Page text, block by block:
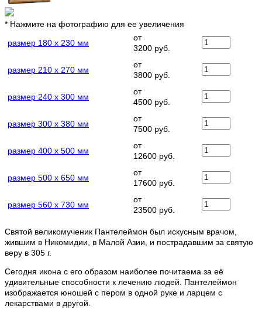
* Нажмите на фотографию для ее увеличения
размер 180 х 230 мм
от
3200 руб.
размер 210 х 270 мм
от
3800 руб.
размер 240 х 300 мм
от
4500 руб.
размер 300 х 380 мм
от
7500 руб.
размер 400 х 500 мм
от
12600 руб.
размер 500 х 650 мм
от
17600 руб.
размер 560 х 730 мм
от
23500 руб.
Святой великомученик Пантелеймон был искусным врачом,
жившим в Никомидии, в Малой Азии, и пострадавшим за святую
веру в 305 г.
Сегодня икона с его образом наиболее почитаема за её
удивительные способности к лечению людей. Пантелеймон
изображается юношей с пером в одной руке и ларцем с
лекарствами в другой.